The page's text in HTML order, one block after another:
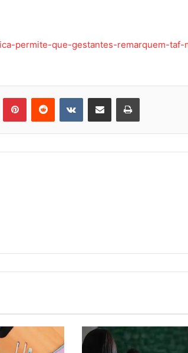
permite-que-gestantes-remarquem-taf-
PinterestReddit VK Compartilhar via e-mail Imprimir